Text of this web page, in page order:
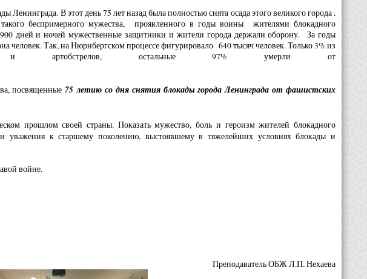
Ленинграда. В этот день 75 лет назад была полностью снята осада этого великого города .
такого беспримерного мужества, проявленного в годы воины жителями блокадного
900 дней и ночей мужественные защитники и жители города держали оборону. За годы
человек. Так, на Нюрнбергском процессе фигурировало 640 тысяч человек. Только 3% из
остальные 97% умерли от
посвященные 75 летию со дня снятия блокады города Ленинграда от фашистских
прошлом своей страны. Показать мужество, боль и героизм жителей блокадного
и уважения к старшему поколению, выстоявшему в тяжелейших условиях блокады и
послевоенный период.
войне.
Преподаватель ОБЖ Л.П. Нехаева